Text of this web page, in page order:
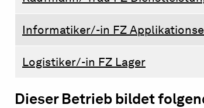
Informatiker/-in FZ
Logistiker/-in FZ Lager
Dieser Betrieb bildet